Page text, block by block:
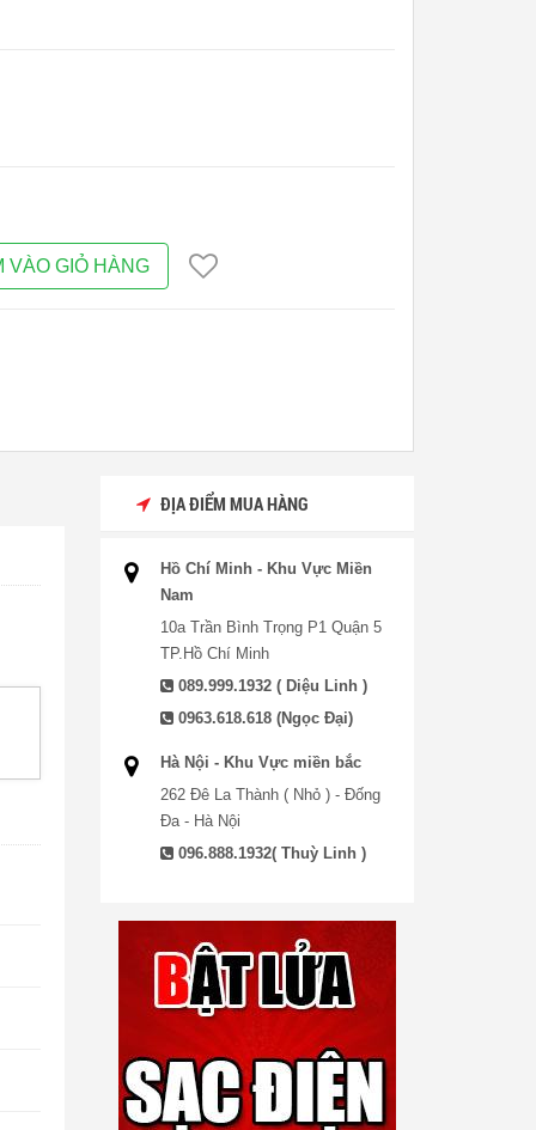
VÀO GIỎ HÀNG
ĐỊA ĐIỂM MUA HÀNG
Hồ Chí Minh - Khu Vực Miền
Nam
10a Trần Bình Trọng P1 Quận 5
TP.Hồ Chí Minh
089.999.1932 ( Diệu Linh )
0963.618.618 (Ngọc Đại)
Hà Nội - Khu Vực miền bắc
262 Đê La Thành ( Nhỏ ) - Đống
Đa - Hà Nội
096.888.1932( Thuỳ Linh )